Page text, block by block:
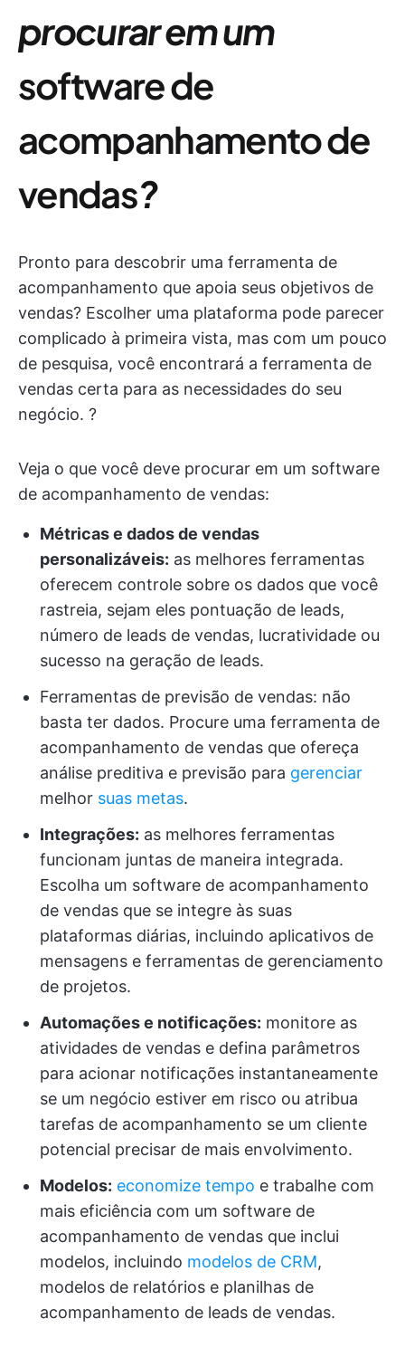
procurar em um
software de
acompanhamento de
vendas?
Pronto para descobrir uma ferramenta de
acompanhamento que apoia seus objetivos de
vendas? Escolher uma plataforma pode parecer
complicado à primeira vista, mas com um pouco
de pesquisa, você encontrará a ferramenta de
vendas certa para as necessidades do seu
negócio. ?
Veja o que você deve procurar em um software
de acompanhamento de vendas:
Métricas e dados de vendas
personalizáveis: as melhores ferramentas
oferecem controle sobre os dados que você
rastreia, sejam eles pontuação de leads,
número de leads de vendas, lucratividade ou
sucesso na geração de leads.
Ferramentas de previsão de vendas: não
basta ter dados. Procure uma ferramenta de
acompanhamento de vendas que ofereça
análise preditiva e previsão para gerenciar
melhor suas metas.
Integrações: as melhores ferramentas
funcionam juntas de maneira integrada.
Escolha um software de acompanhamento
de vendas que se integre às suas
plataformas diárias, incluindo aplicativos de
mensagens e ferramentas de gerenciamento
de projetos.
Automações e notificações: monitore as
atividades de vendas e defina parâmetros
para acionar notificações instantaneamente
se um negócio estiver em risco ou atribua
tarefas de acompanhamento se um cliente
potencial precisar de mais envolvimento.
Modelos: economize tempo e trabalhe com
mais eficiência com um software de
acompanhamento de vendas que inclui
modelos, incluindo modelos de CRM,
modelos de relatórios e planilhas de
acompanhamento de leads de vendas.